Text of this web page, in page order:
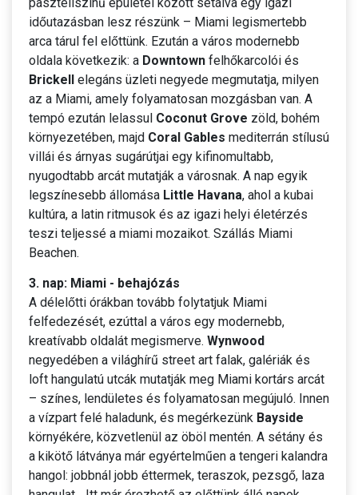
időutazásban lesz részünk – Miami legismertebb
arca tárul fel előttünk. Ezután a város modernebb
oldala következik: a Downtown felhőkarcolói és
Brickell
elegáns üzleti negyede megmutatja, milyen
az a Miami, amely folyamatosan mozgásban van. A
tempó ezután lelassul Coconut Grove zöld, bohém
környezetében, majd Coral Gables mediterrán stílusú
villái és árnyas sugárútjai egy kifinomultabb,
nyugodtabb arcát mutatják a városnak. A nap egyik
legszínesebb állomása Little Havana, ahol a kubai
kultúra, a latin ritmusok és az igazi helyi életérzés
teszi teljessé a miami mozaikot. Szállás Miami
Beachen.
3. nap: Miami - behajózás
A délelőtti órákban tovább folytatjuk Miami
felfedezését, ezúttal a város egy modernebb,
kreatívabb oldalát megismerve. Wynwood
negyedében a világhírű street art falak, galériák és
loft hangulatú utcák mutatják meg Miami kortárs arcát
– színes, lendületes és folyamatosan megújuló. Innen
a vízpart felé haladunk, és megérkezünk Bayside
környékére, közvetlenül az öböl mentén. A sétány és
a kikötő látványa már egyértelműen a tengeri kalandra
hangol: jobbnál jobb éttermek, teraszok, pezsgő, laza